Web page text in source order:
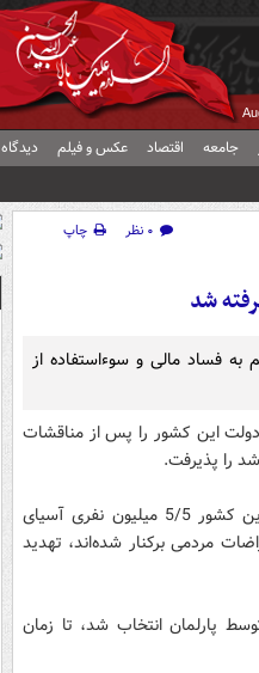
جامعه اقتصاد عکس و فیلم دیدگاه
۰ نظر
چاپ
شد
فساد مالی و سوءاستفاده از
این کشور را پس از مناقشات
را پذیرفت.
این اتهامات بحرانی جدید بوجود آورده است که صلح را در این کشور 5/5 میلیون نفری آسیای
اعتراضات مردمی برکنار شده‌اند، تهدید
نخست‌وزیر ژانترو ساتیبالدیف، که در سپتامبر 2012 توسط پارلمان انتخاب شد، تا زمان